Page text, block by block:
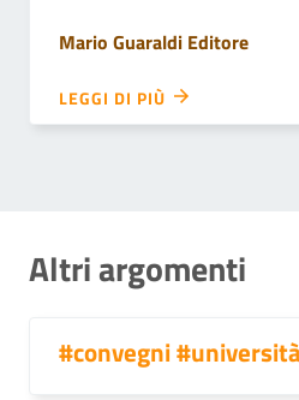
Mario Guaraldi Editore
LEGGI DI PIÙ
Altri argomenti
#convegni